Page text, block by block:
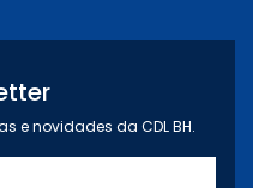
e novidades da CDL BH.